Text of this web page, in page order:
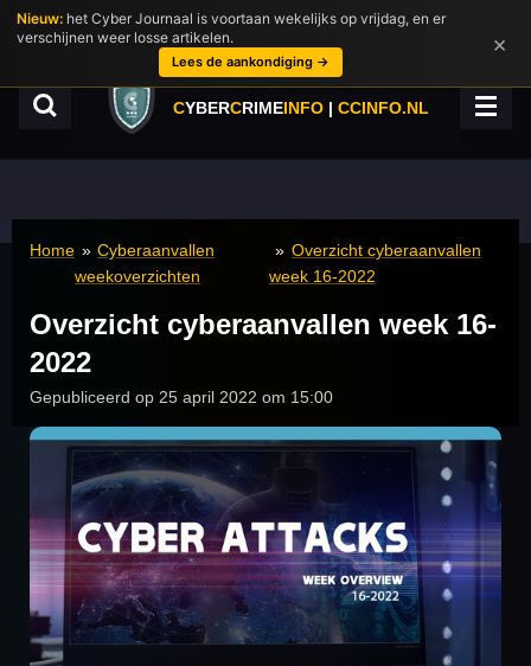
Ga
direct
hoofdinhoud
CYBERCRIMEINFO | CCINFO.NL
Home » Cyberaanvallen
weekoverzichten
» Overzicht cyberaanvallen
week 16-2022
Overzicht cyberaanvallen week 16-
2022
Gepubliceerd op 25 april 2022 om 15:00
Nieuw: het Cyber Journaal is voortaan wekelijks op vrijdag, en er
verschijnen weer losse artikelen.
Lees de aankondiging →
×